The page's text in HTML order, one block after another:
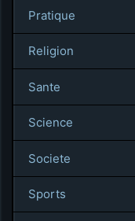
Pratique
Religion
Sante
Science
Societe
Sports